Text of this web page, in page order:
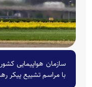
سازمان هواپیمایی
با مراسم تشییع پیکر